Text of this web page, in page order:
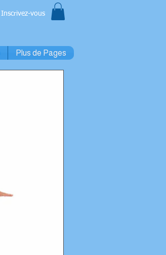
Inscrivez-vous
Plus de Pages